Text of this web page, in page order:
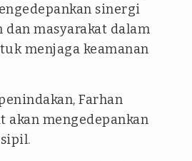
sinergi
masyarakat dalam
menjaga keamanan
Farhan
akan mengedepankan